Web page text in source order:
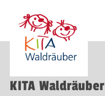
KITA Waldräuber